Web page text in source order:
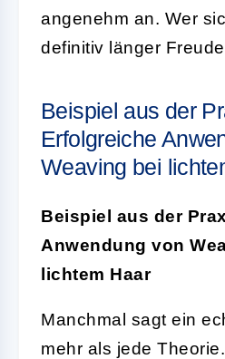
angenehm an. Wer
definitiv länger
Beispiel aus der
Erfolgreiche
Weaving bei
Beispiel aus der
Anwendung von
lichtem Haar
Manchmal sagt ein
mehr als jede